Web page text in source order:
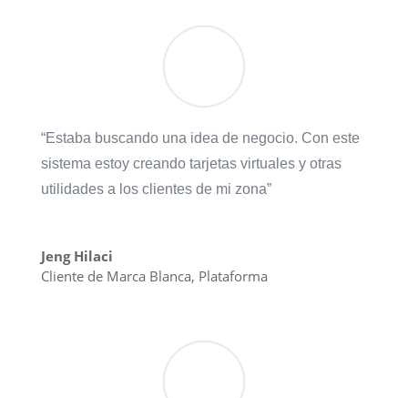
“Estaba buscando una idea de negocio. Con este
sistema estoy creando tarjetas virtuales y otras
utilidades a los clientes de mi zona”
Jeng Hilaci
Cliente de Marca Blanca, Plataforma